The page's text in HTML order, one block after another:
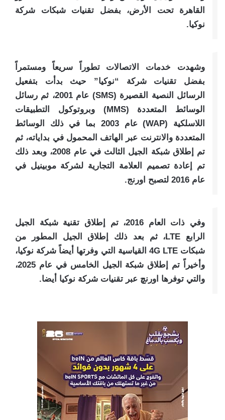
القاهرة تحت الأرض، بفضل تقنيات شبكات شركة
نوكيا.
وشهدت خدمات الاتصالات تطوراً سريعاً ومستمراً
بفضل تقنيات شركة “نوكيا” حيث بدأت بتفعيل
الرسائل النصية القصيرة (SMS) عام 2001، ثم رسائل
الوسائط المتعددة (MMS) وبروتوكول التطبيقات
اللاسلكية (WAP) عام 2003 بما في ذلك الوسائط
المتعددة والانترنت عبر الهاتف المحمول في بداياته، ثم
تم إطلاق شبكة الجيل الثالث في عام 2008، وبعد ذلك
تم إعادة تصميم العلامة التجارية لشركة موبينيل في
عام 2016 لتصبح اورنج.
وفي ذات العام 2016، تم إطلاق تقنية شبكة الجيل
الرابع LTE، ثم بعد ذلك إطلاق الجيل المطور من
شبكات 4G LTE القياسية التي وفرتها أيضاً شركة نوكيا،
وأخيراً تم إطلاق شبكة الجيل الخامس في عام 2025،
والتي توفرها اورنچ عبر تقنيات شركة نوكيا أيضا.